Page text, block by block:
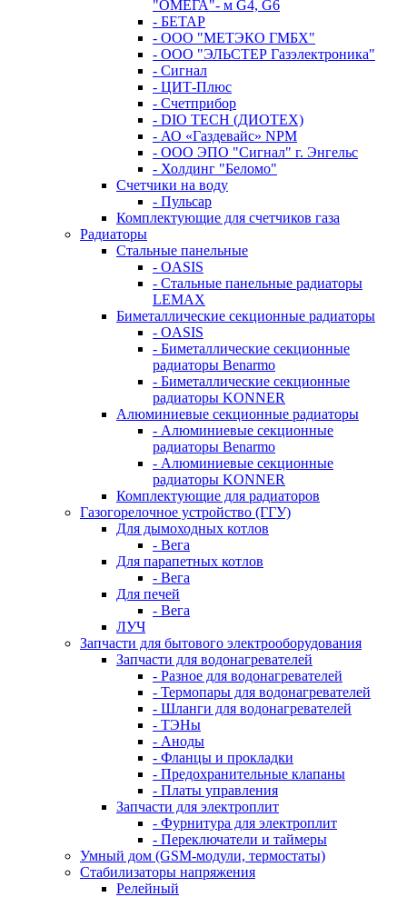
"ОМЕГА"- м G4, G6
- БЕТАР
- ООО "МЕТЭКО ГМБХ"
- ООО "ЭЛЬСТЕР Газэлектроника"
- Сигнал
- ЦИТ-Плюс
- Счетприбор
- DIO TECH (ДИОТЕХ)
- АО «Газдевайс» NPM
- ООО ЭПО "Сигнал" г. Энгельс
- Холдинг "Беломо"
Счетчики на воду
- Пульсар
Комплектующие для счетчиков газа
Радиаторы
Стальные панельные
- OASIS
- Стальные панельные радиаторы
LEMAX
Биметаллические секционные радиаторы
- OASIS
- Биметаллические секционные
радиаторы Benarmo
- Биметаллические секционные
радиаторы KONNER
Алюминиевые секционные радиаторы
- Алюминиевые секционные
радиаторы Benarmo
- Алюминиевые секционные
радиаторы KONNER
Комплектующие для радиаторов
Газогорелочное устройство (ГГУ)
Для дымоходных котлов
- Вега
Для парапетных котлов
- Вега
Для печей
- Вега
ЛУЧ
Запчасти для бытового электрооборудования
Запчасти для водонагревателей
- Разное для водонагревателей
- Термопары для водонагревателей
- Шланги для водонагревателей
- ТЭНы
- Аноды
- Фланцы и прокладки
- Предохранительные клапаны
- Платы управления
Запчасти для электроплит
- Фурнитура для электроплит
- Переключатели и таймеры
Умный дом (GSM-модули, термостаты)
Cтабилизаторы напряжения
Релейный